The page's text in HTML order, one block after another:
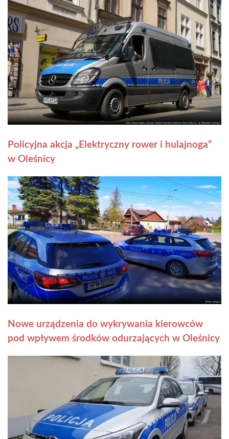
Policyjna akcja „Elektryczny rower i hulajnoga”
w Oleśnicy
Nowe urządzenia do wykrywania kierowców
pod wpływem środków odurzających w Oleśnicy